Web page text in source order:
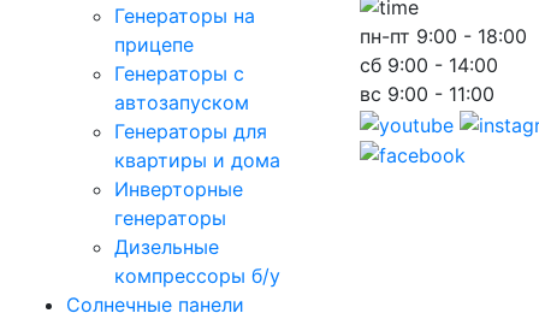
Генераторы на
прицепе
Генераторы с
автозапуском
Генераторы для
квартиры и дома
Инверторные
генераторы
Дизельные
компрессоры б/у
Солнечные панели
пн-пт 9:00 - 18:00
сб 9:00 - 14:00
вс 9:00 - 11:00